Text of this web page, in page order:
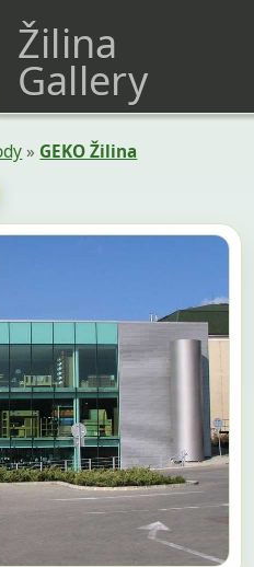
Žilina
Gallery
» GEKO Žilina